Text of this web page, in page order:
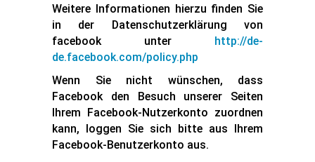
Weitere Informationen hierzu finden Sie
in der Datenschutzerklärung von
facebook unter http://de-
de.facebook.com/policy.php
Wenn Sie nicht wünschen, dass
Facebook den Besuch unserer Seiten
Ihrem Facebook-Nutzerkonto zuordnen
kann, loggen Sie sich bitte aus Ihrem
Facebook-Benutzerkonto aus.